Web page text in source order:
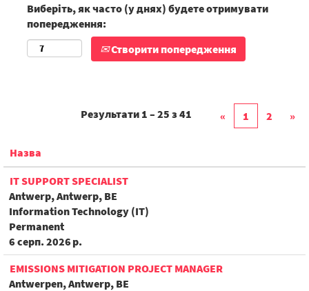
Виберіть, як часто (у днях) будете отримувати
попередження:
Створити попередження
Результати 1 – 25 з41 « 1 2 »
Назва
IT SUPPORT SPECIALIST
Antwerp, Antwerp, BE
Information Technology (IT)
Permanent
6 серп. 2026 р.
EMISSIONS MITIGATION PROJECT MANAGER
Antwerpen, Antwerp, BE